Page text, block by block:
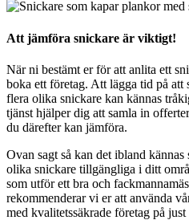
Att jämföra snickare är viktigt!
När ni bestämt er för att anlita ett
boka ett företag. Att lägga tid på
flera olika snickare kan kännas
tjänst hjälper dig att samla in
du därefter kan jämföra.
Ovan sagt så kan det ibland
olika snickare tillgängliga i ditt
som utför ett bra och
rekommenderar vi er att använda
med kvalitetssäkrade företag på just